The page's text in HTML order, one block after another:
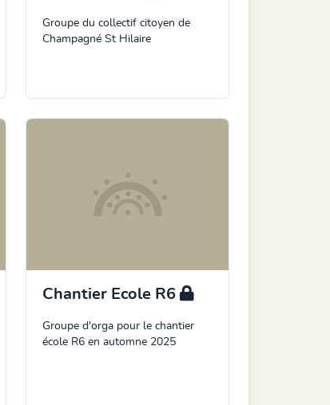
Groupe du collectif citoyen de
Champagné St Hilaire
Chantier Ecole R6
Groupe d'orga pour le chantier
école R6 en automne 2025